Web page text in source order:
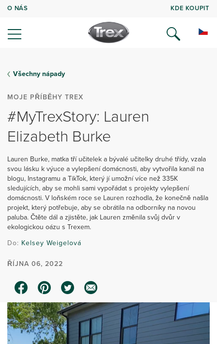
O NÁS KDE KOUPIT
Všechny nápady
MOJE PŘÍBĚHY TREX
#MyTrexStory: Lauren
Elizabeth Burke
Lauren Burke, matka tří učitelek a bývalé učitelky druhé třídy, vzala
svou lásku k výuce a vylepšení domácnosti, aby vytvořila kanál na
blogu, Instagramu a TikTok, který jí umožní více než 335K
sledujících, aby se mohli sami vypořádat s projekty vylepšení
domácnosti. V loňském roce se Lauren rozhodla, že konečně našla
projekt, který potřebuje, aby se obrátila na odborníky na novou
paluba. Čtěte dál a zjistěte, jak Lauren změnila svůj dvůr v
ekologickou oázu s Trexem.
Do: Kelsey Weigelová
ŘÍJNA 06, 2022